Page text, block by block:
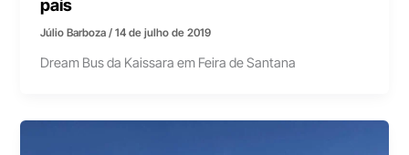
país
Júlio Barboza/14 de julho de 2019
Dream Bus da Kaissara em Feira de Santana